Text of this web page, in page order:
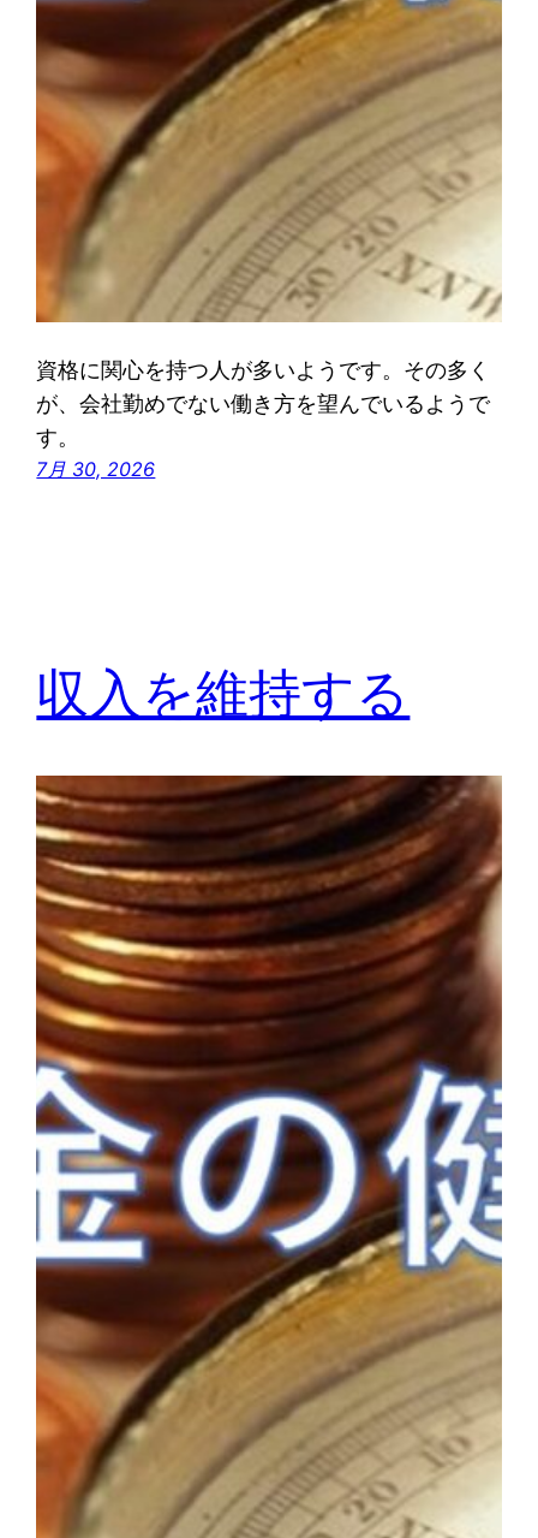
資格に関心を持つ人が多いようです。その多く
が、会社勤めでない働き方を望んでいるようで
す。
7月 30, 2026
収入を維持する